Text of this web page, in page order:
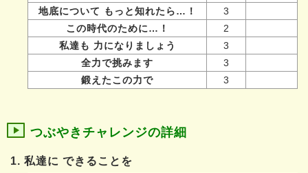
地底について もっと知れたら…！
3
この時代のために…！
2
私達も 力になりましょう
3
全力で挑みます
3
鍛えたこの力で
3
つぶやきチャレンジの詳細
1. 私達に できることを